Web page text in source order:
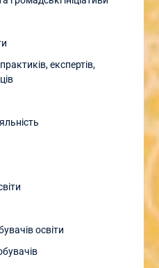
експертів,
освіти